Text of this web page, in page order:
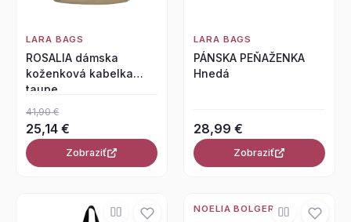
LARA BAGS
ROSALIA dámska
koženková kabelka
taupe
41,90 €
25,14 €
Zobraziť
LARA BAGS
PÁNSKA PEŇAŽENKA
Hnedá
28,99 €
Zobraziť
NOELIA BOLGER